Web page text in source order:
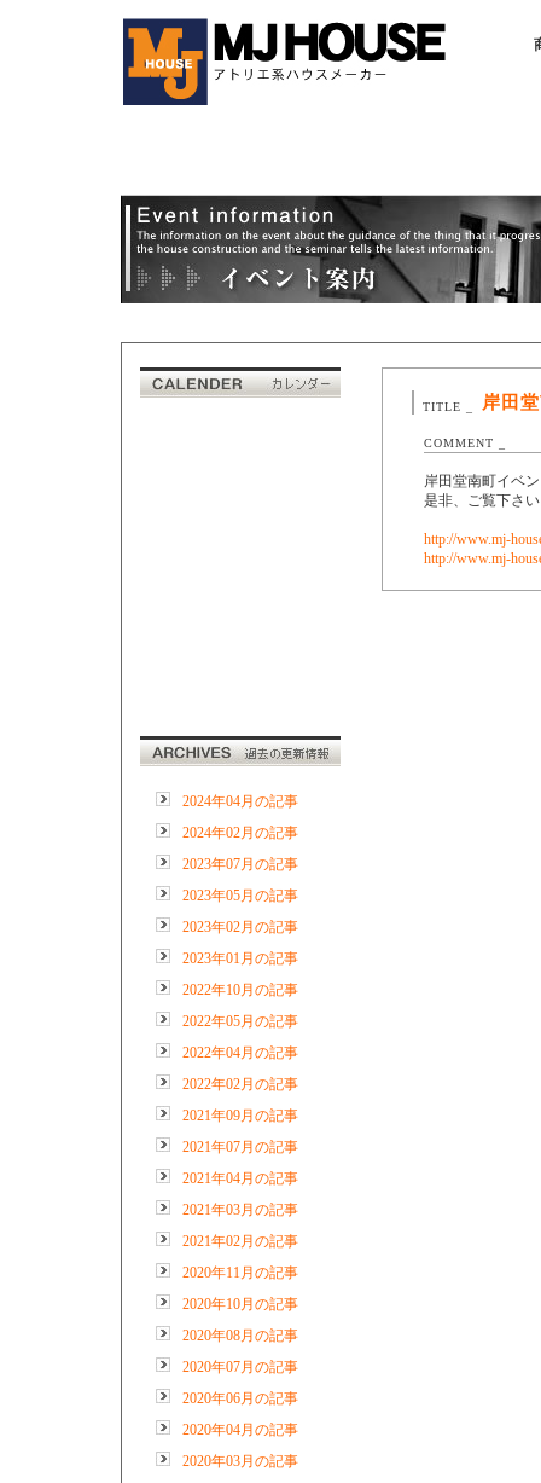
2024年04月の記事
2024年02月の記事
2023年07月の記事
2023年05月の記事
2023年02月の記事
2023年01月の記事
2022年10月の記事
2022年05月の記事
2022年04月の記事
2022年02月の記事
2021年09月の記事
2021年07月の記事
2021年04月の記事
2021年03月の記事
2021年02月の記事
2020年11月の記事
2020年10月の記事
2020年08月の記事
2020年07月の記事
2020年06月の記事
2020年04月の記事
2020年03月の記事
TITLE _ 岸田
COMMENT _
岸田堂南町イベ
是非、ご覧下さ
http://www.mj-
http://www.mj-